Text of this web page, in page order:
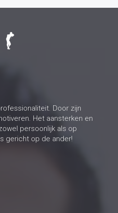
Door zijn
Het aansterken en
persoonlijk als op
gericht op de ander!